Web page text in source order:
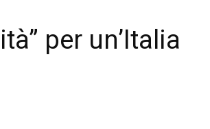
per un’Italia